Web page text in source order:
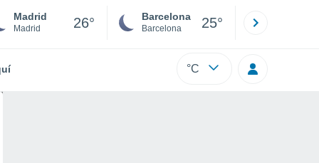
Madrid
Madrid 26° Barcelona
Barcelona 25°
°C